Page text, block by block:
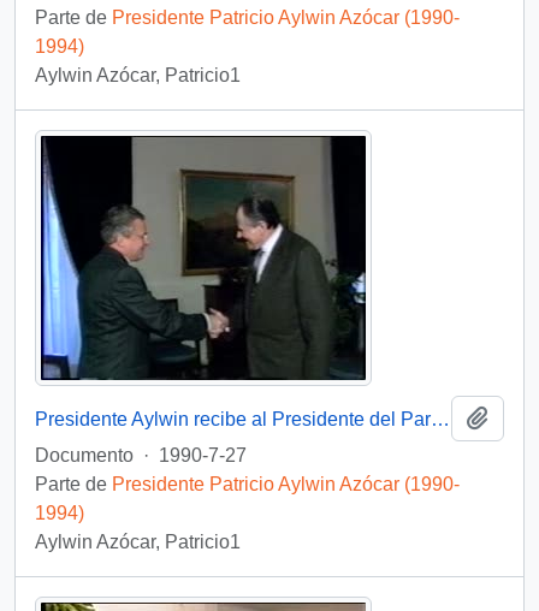
Parte de Presidente Patricio Aylwin Azócar (1990-
1994)
Aylwin Azócar, Patricio1
Presidente Aylwin recibe al Presidente del Parlamento Europeo en visita oficial a Chile: video
Documento · 1990-7-27
Parte de Presidente Patricio Aylwin Azócar (1990-
1994)
Aylwin Azócar, Patricio1